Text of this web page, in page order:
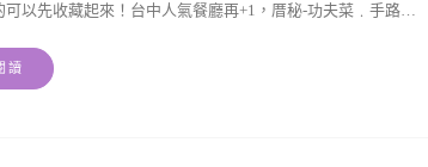
以先收藏起來！台中人氣餐廳再+1，厝秘-功夫菜﹒手路…
讀